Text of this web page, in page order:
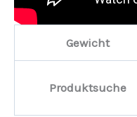
Gewicht
Produktsuche